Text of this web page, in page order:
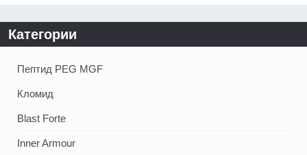
Категории
Пептид PEG MGF
Кломид
Blast Forte
Inner Armour